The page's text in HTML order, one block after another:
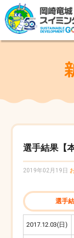
選手結果【
2019年02月19日
選手
2017.12.03(日)